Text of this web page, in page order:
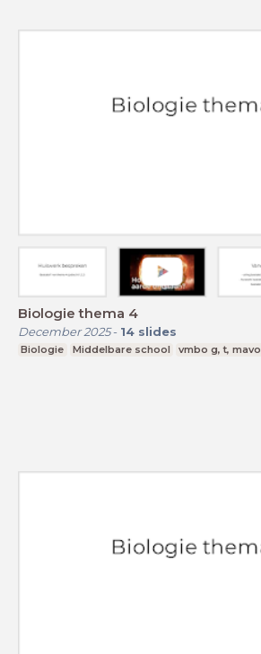
Biologie thema 4
December 2025- 14 slides
Biologie Middelbare school vmbo g, t, mavo